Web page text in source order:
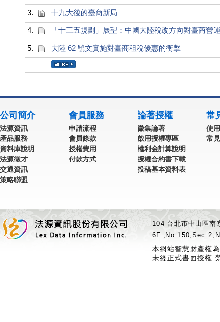
3. 十九大後的臺商新局
4. 「十三五規劃」展望：中國大陸稅改方向對臺商營
5. 大陸 62 號文實施對臺商租稅優惠的衝擊
公司簡介
法源資訊
產品服務
資料庫說明
法源徵才
交通資訊
策略聯盟
會員服務
申請流程
會員條款
授權費用
付款方式
論著授權
徵集論著
啟用授權專區
權利金計算說明
授權合約書下載
投稿基本資料表
常
使
常
104 台北市中山區
本網站智慧財產權
未經正式書面授權